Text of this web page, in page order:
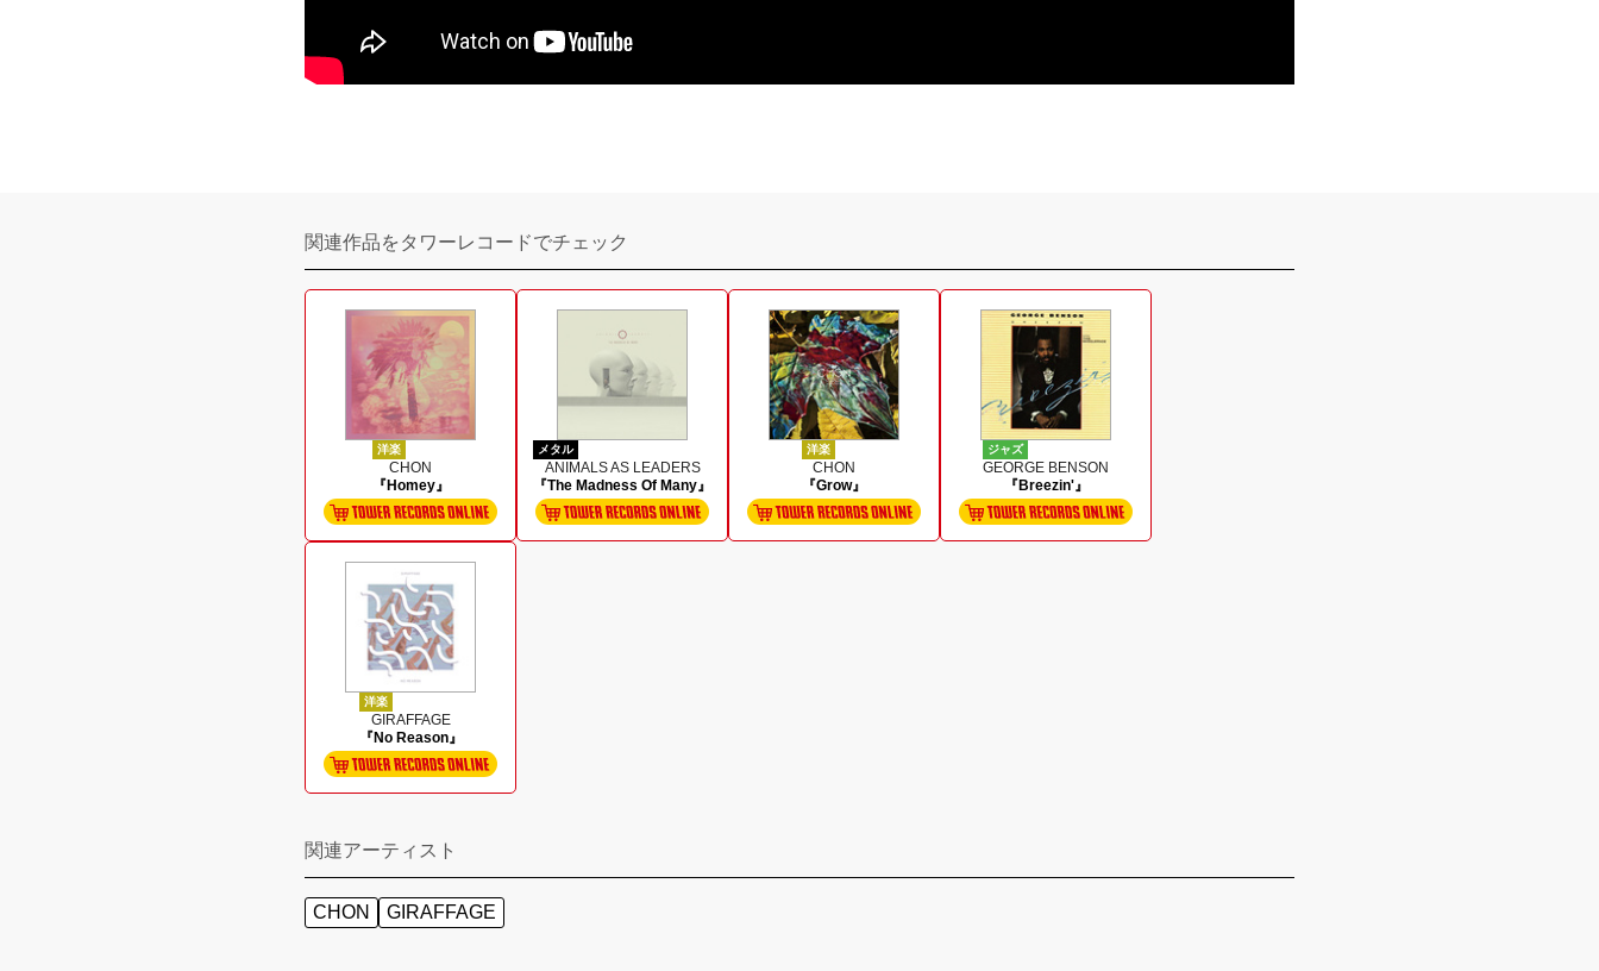
関連作品をタワーレコードでチェック
洋楽
CHON
『Homey』
メタル
ANIMALS AS LEADERS
『The Madness Of Many』
洋楽
CHON
『Grow』
ジャズ
GEORGE BENSON
『Breezin'』
洋楽
GIRAFFAGE
『No Reason』
関連アーティスト
CHON GIRAFFAGE